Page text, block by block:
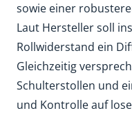
sowie einer
Laut Hersteller soll
Rollwiderstand ein
Gleichzeitig
Schulterstollen und
und Kontrolle auf